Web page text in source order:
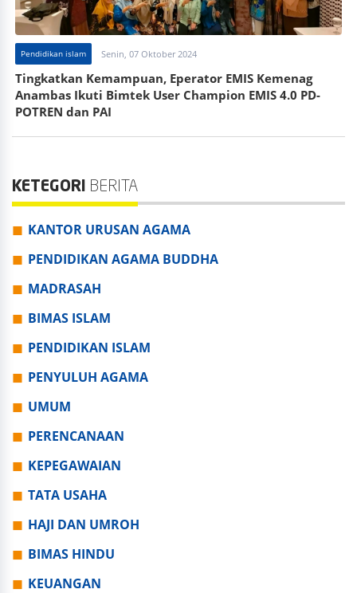
Pendidikan islam Senin, 07 Oktober 2024
Tingkatkan Kemampuan, Eperator EMIS Kemenag
Anambas Ikuti Bimtek User Champion EMIS 4.0 PD-
POTREN dan PAI
KETEGORI BERITA
KANTOR URUSAN AGAMA
PENDIDIKAN AGAMA BUDDHA
MADRASAH
BIMAS ISLAM
PENDIDIKAN ISLAM
PENYULUH AGAMA
UMUM
PERENCANAAN
KEPEGAWAIAN
TATA USAHA
HAJI DAN UMROH
BIMAS HINDU
KEUANGAN